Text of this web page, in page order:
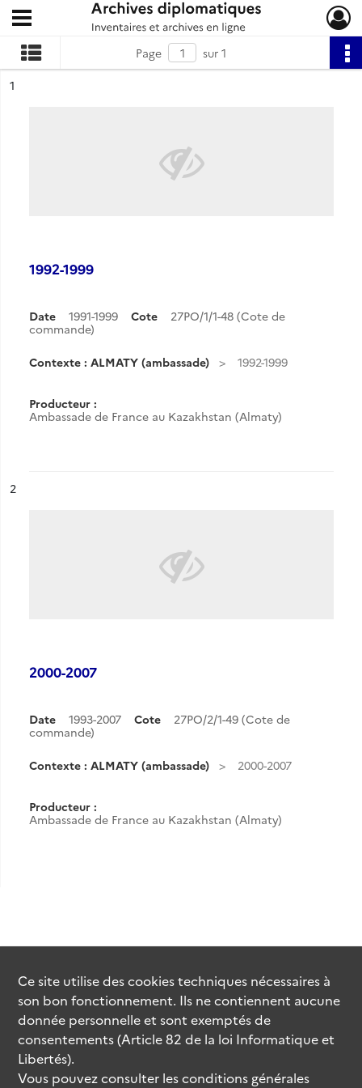
Archives diplomatiques
Ouvrir le menu déroulant
Page
sur 1
n°
1
1992-1999
Date 1991-1999 Cote
27PO/1/1-48 (Cote de
commande)
Contexte : ALMATY (ambassade) 1992-1999
Producteur :
Ambassade de France au Kazakhstan (Almaty)
n°
2
2000-2007
Date 1993-2007 Cote
27PO/2/1-49 (Cote de
commande)
Contexte : ALMATY (ambassade) 2000-2007
Producteur :
Ambassade de France au Kazakhstan (Almaty)
Ce site utilise descookiestechniques nécessaires à
son bon fonctionnement. Ils ne contiennent aucune
donnée personnelle et sont exemptés de
consentements (Article 82 de la loi Informatique et
Libertés).
Vous pouvez consulter les conditions générales